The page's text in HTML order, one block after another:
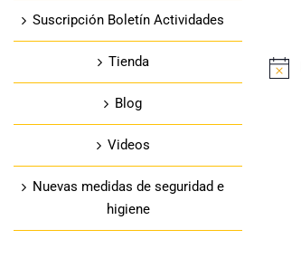
Suscripción Boletín Actividades
Tienda
Blog
Videos
Nuevas medidas de seguridad e
higiene
Aviso